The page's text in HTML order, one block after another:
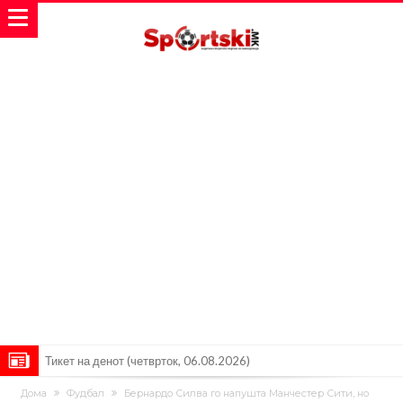
Тикет на денот (четврток, 06.08.2026)
Барселона очекува понуди за Феран Торес
Дома Фудбал
Бернардо Силва го напушта Манчестер Сити, но